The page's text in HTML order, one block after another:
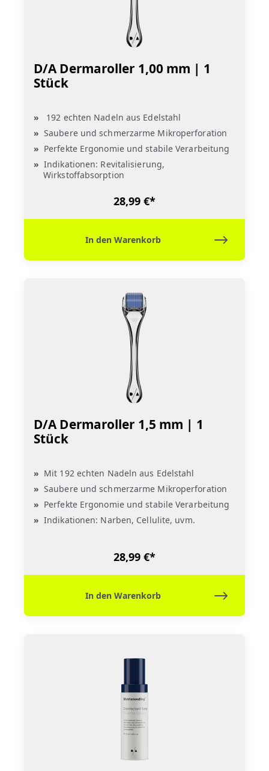
D/A Dermaroller 1,00 mm | 1
Stück
192 echten Nadeln aus Edelstahl
Saubere und schmerzarme Mikroperforation
Perfekte Ergonomie und stabile Verarbeitung
Indikationen: Revitalisierung,
Wirkstoffabsorption
28,99 €*
In den Warenkorb
D/A Dermaroller 1,5 mm | 1
Stück
Mit 192 echten Nadeln aus Edelstahl
Saubere und schmerzarme Mikroperforation
Perfekte Ergonomie und stabile Verarbeitung
Indikationen: Narben, Cellulite, uvm.
28,99 €*
In den Warenkorb